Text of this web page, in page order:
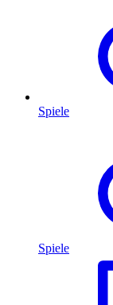
Spiele
Spiele